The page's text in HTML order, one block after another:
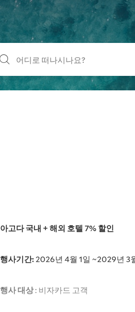
아고다 국내 + 해외 호텔 7% 할인
행사기간: 2026년 4월 1일 ~2029년 3
행사 대상: 비자카드 고객